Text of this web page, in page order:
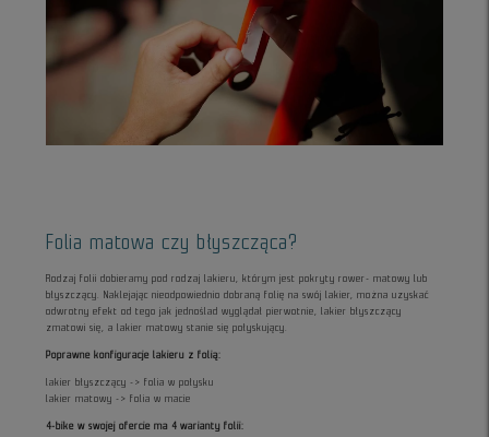
Folia matowa czy błyszcząca?
Rodzaj folii dobieramy pod rodzaj lakieru, którym jest pokryty rower- matowy lub
błyszczący. Naklejając nieodpowiednio dobraną folię na swój lakier, można uzyskać
odwrotny efekt od tego jak jednoślad wyglądał pierwotnie, lakier błyszczący
zmatowi się, a lakier matowy stanie się połyskujący.
Poprawne konfiguracje lakieru z folią:
lakier błyszczący -> folia w połysku
lakier matowy -> folia w macie
4-bike w swojej ofercie ma 4 warianty folii: